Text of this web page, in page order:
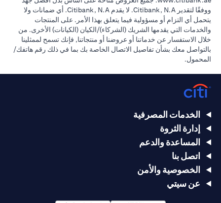
ووفقًا لتقدير Citibank, N.A. لا يقدم Citibank, N.A. أي ضمانات ولا
يتحمل أي التزام أو مسؤولية فيما يتعلق بهذا الأمر. على المنتجات
والخدمات التي يقدمها الشريك (الشركاء)/الكيان (الكيانات) الأخرى. من
خلال الاستفسار عن خدماتنا أو عروضنا أو منتجاتنا, فإنك تسمح لممثلينا
بالتواصل معك بشأن تفاصيل الاتصال الخاصة بك بما في ذلك رقم هاتفك/
المحمول.
الخدمات المصرفية
إدارة الثروة
المساعدة والدعم
اتصل بنا
الخصوصية والأمن
عن سيتي